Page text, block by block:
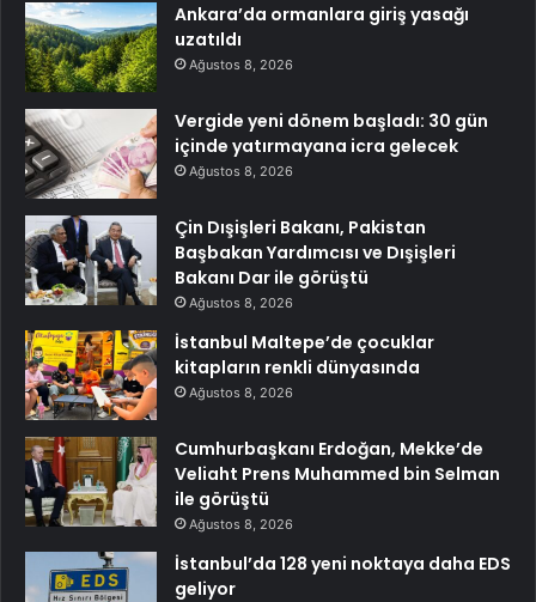
Ankara’da ormanlara giriş yasağı
uzatıldı
Ağustos 8, 2026
Vergide yeni dönem başladı: 30 gün
içinde yatırmayana icra gelecek
Ağustos 8, 2026
Çin Dışişleri Bakanı, Pakistan
Başbakan Yardımcısı ve Dışişleri
Bakanı Dar ile görüştü
Ağustos 8, 2026
İstanbul Maltepe’de çocuklar
kitapların renkli dünyasında
Ağustos 8, 2026
Cumhurbaşkanı Erdoğan, Mekke’de
Veliaht Prens Muhammed bin Selman
ile görüştü
Ağustos 8, 2026
İstanbul’da 128 yeni noktaya daha EDS
geliyor